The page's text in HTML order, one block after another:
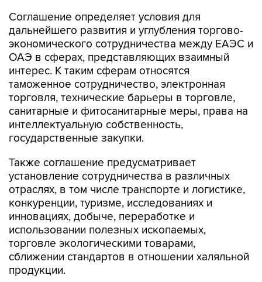
Соглашение определяет условия для
дальнейшего развития и углубления торгово-
экономического сотрудничества между ЕАЭС и
ОАЭ в сферах, представляющих взаимный
интерес. К таким сферам относятся
таможенное сотрудничество, электронная
торговля, технические барьеры в торговле,
санитарные и фитосанитарные меры, права на
интеллектуальную собственность,
государственные закупки.
Также соглашение предусматривает
установление сотрудничества в различных
отраслях, в том числе транспорте и логистике,
конкуренции, туризме, исследованиях и
инновациях, добыче, переработке и
использовании полезных ископаемых,
торговле экологическими товарами,
сближении стандартов в отношении халяльной
продукции.